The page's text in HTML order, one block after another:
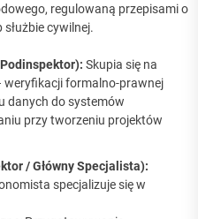
regulowaną przepisami o
cywilnej.
Skupia się na
formalno-prawnej
danych do systemów
przy tworzeniu projektów
/ Główny Specjalista):
specjalizuje się w